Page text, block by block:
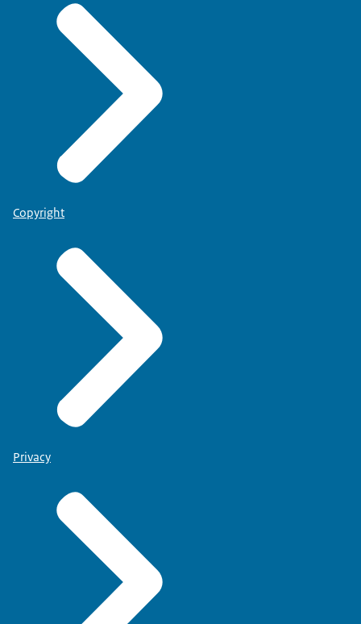
Copyright
Privacy